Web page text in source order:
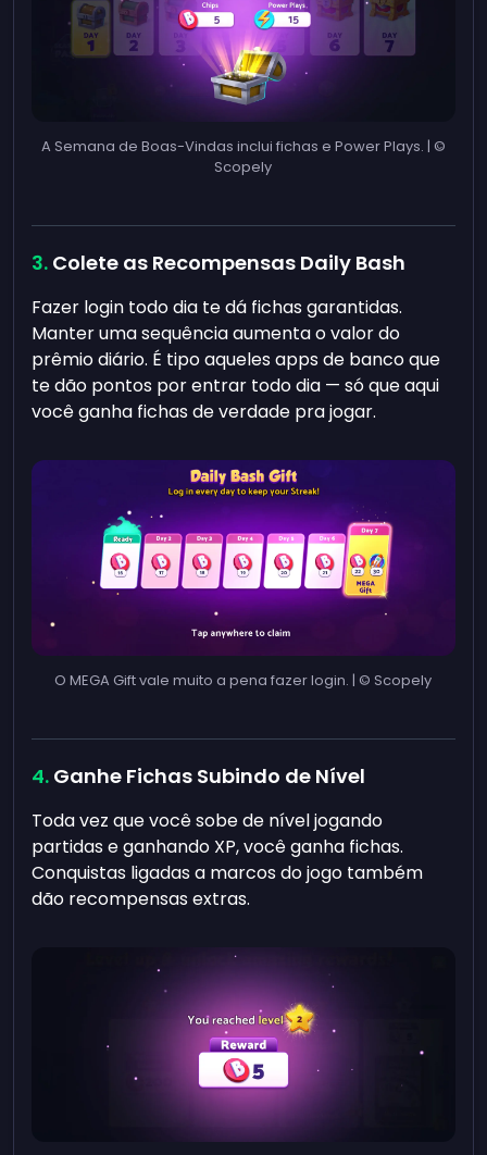
A Semana de Boas-Vindas inclui fichas e Power Plays. | ©
Scopely
Colete as Recompensas Daily Bash
Fazer login todo dia te dá fichas garantidas.
Manter uma sequência aumenta o valor do
prêmio diário. É tipo aqueles apps de banco que
te dão pontos por entrar todo dia — só que aqui
você ganha fichas de verdade pra jogar.
O MEGA Gift vale muito a pena fazer login. | © Scopely
Ganhe Fichas Subindo de Nível
Toda vez que você sobe de nível jogando
partidas e ganhando XP, você ganha fichas.
Conquistas ligadas a marcos do jogo também
dão recompensas extras.